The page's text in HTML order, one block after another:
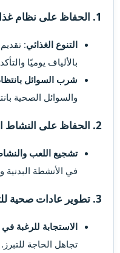
1. الحفاظ على نظام غذائي صحي​
التنوع الغذائي:
بالألياف يوميًا
شرب السوائل
والسوائل الصحية
2. الحفاظ على النشاط البدني​
تشجيع اللعب
في الأنشطة البدنية
3. تطوير عادات صحية للتبرز​
الاستجابة للرغبة في
تجاهل الحاجة للتبرز.